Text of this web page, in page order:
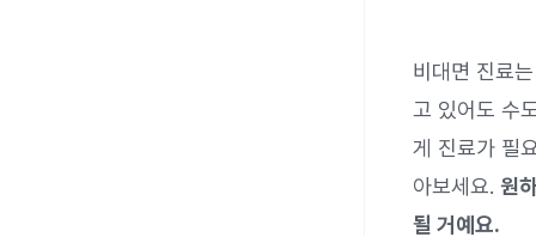
비대면 진료
고 있어도 수
게 진료가 필
아보세요. 원
될 거예요.